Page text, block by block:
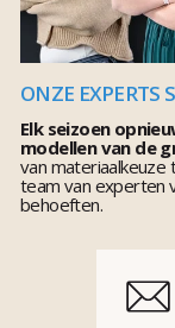
ONZE EXPERTS
Elk seizoen
modellen van de
van
team van experten
behoeften.